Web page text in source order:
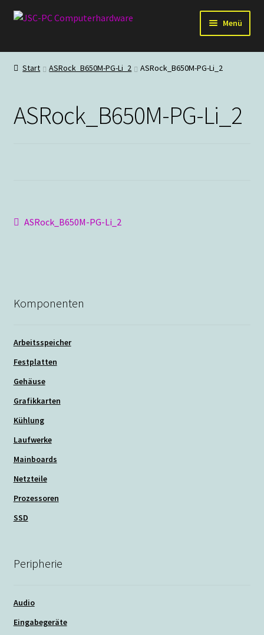
Zur
Zum
Menü
Hardware
Staubschutz
Start ASRock_B650M-PG-Li_2 ASRock_B650M-PG-Li_2
ASRock_B650M-PG-Li_2
Beitragsnavigation
Vorheriger
ASRock_B650M-PG-Li_2
Komponenten
Arbeitsspeicher
Festplatten
Gehäuse
Grafikkarten
Kühlung
Laufwerke
Mainboards
Netzteile
Prozessoren
SSD
Peripherie
Audio
Eingabegeräte